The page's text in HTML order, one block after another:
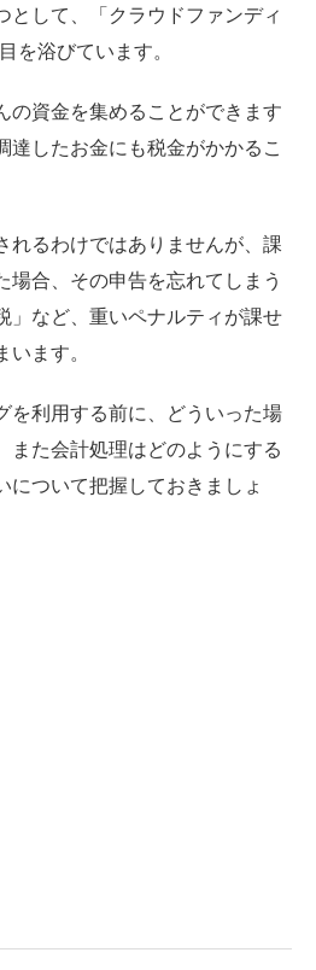
として、「クラウドファンディ
を浴びています。
の資金を集めることができます
達したお金にも税金がかかるこ
れるわけではありませんが、課
場合、その申告を忘れてしまう
」など、重いペナルティが課せ
ます。
を利用する前に、どういった場
また会計処理はどのようにする
について把握しておきましょ